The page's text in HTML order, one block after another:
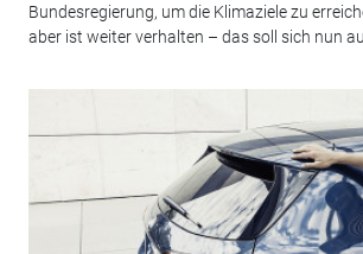
Bundesregierung, um die Klimaziele zu
aber ist weiter verhalten – das soll sich nun